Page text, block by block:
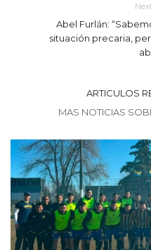
Abel Furlán:
situación precaria,
ARTICULOS
MAS NOTICIAS